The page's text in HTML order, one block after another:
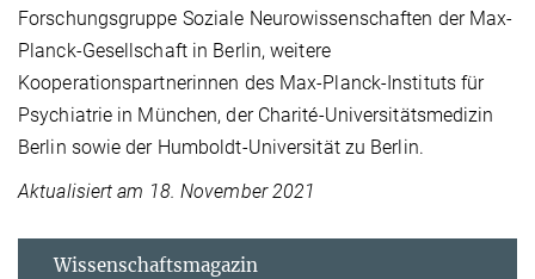
Forschungsgruppe Soziale Neurowissenschaften der Max-
Planck-Gesellschaft in Berlin, weitere
Kooperationspartnerinnen des Max-Planck-Instituts für
Psychiatrie in München, der Charité-Universitätsmedizin
Berlin sowie der Humboldt-Universität zu Berlin.
Aktualisiert am 18. November 2021
Wissenschaftsmagazin